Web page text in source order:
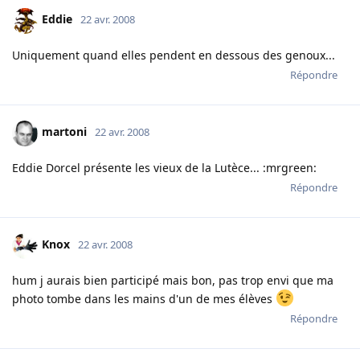
Eddie 22 avr. 2008
Uniquement quand elles pendent en dessous des genoux...
Répondre
martoni 22 avr. 2008
Eddie Dorcel présente les vieux de la Lutèce... :mrgreen:
Répondre
Knox 22 avr. 2008
hum j aurais bien participé mais bon, pas trop envi que ma
photo tombe dans les mains d'un de mes élèves
Répondre